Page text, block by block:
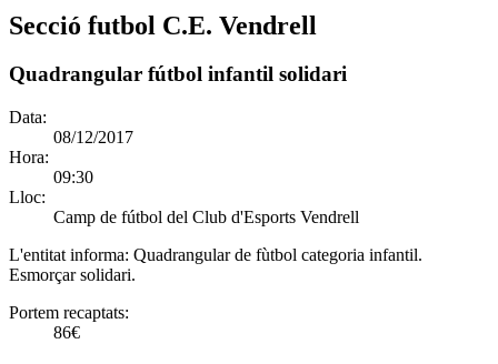
Secció futbol C.E. Vendrell
Quadrangular fútbol infantil solidari
Data:
08/12/2017
Hora:
09:30
Lloc:
Camp de fútbol del Club d'Esports Vendrell
L'entitat informa: Quadrangular de fùtbol categoria infantil.
Esmorçar solidari.
Portem recaptats:
86€